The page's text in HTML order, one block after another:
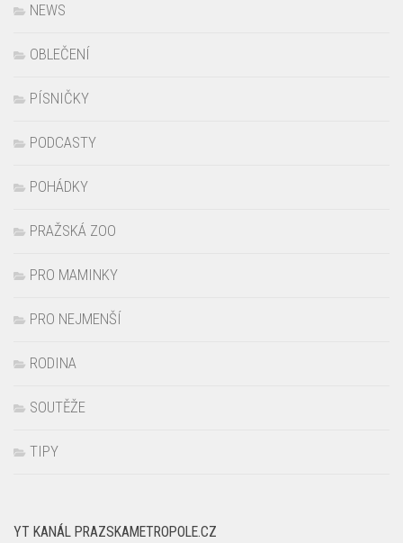
NEWS
OBLEČENÍ
PÍSNIČKY
PODCASTY
POHÁDKY
PRAŽSKÁ ZOO
PRO MAMINKY
PRO NEJMENŠÍ
RODINA
SOUTĚŽE
TIPY
YT KANÁL PRAZSKAMETROPOLE.CZ